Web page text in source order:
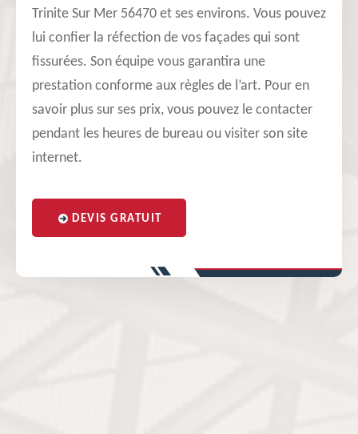
Trinite Sur Mer 56470 et ses environs. Vous pouvez
lui confier la réfection de vos façades qui sont
fissurées. Son équipe vous garantira une
prestation conforme aux règles de l’art. Pour en
savoir plus sur ses prix, vous pouvez le contacter
pendant les heures de bureau ou visiter son site
internet.
DEVIS GRATUIT